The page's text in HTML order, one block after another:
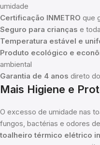
umidade
Certificação INMETRO que
Seguro para crianças e
Temperatura estável e
Produto ecológico e
ambiental
Garantia de 4 anos direto
Mais Higiene e
O excesso de umidade nas
fungos, bactérias e odores
toalheiro térmico elétrico